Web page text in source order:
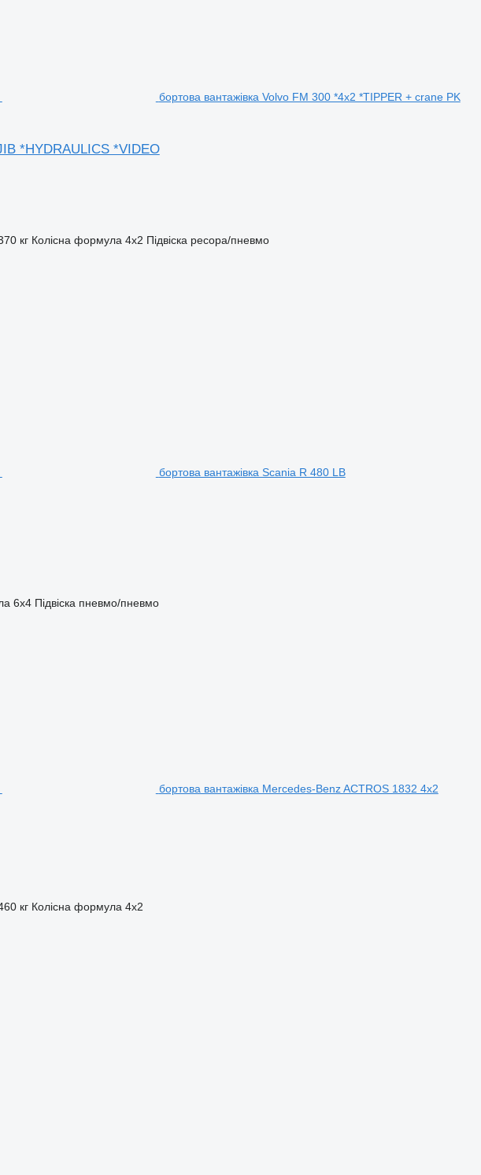
бортова вантажівка Volvo FM 300 *4x2 *TIPPER + crane PK
*HYDRAULICS *VIDEO
кг Колісна формула 4x2 Підвіска ресора/пневмо
бортова вантажівка Scania R 480 LB
6x4 Підвіска пневмо/пневмо
бортова вантажівка Mercedes-Benz ACTROS 1832 4x2
кг Колісна формула 4x2